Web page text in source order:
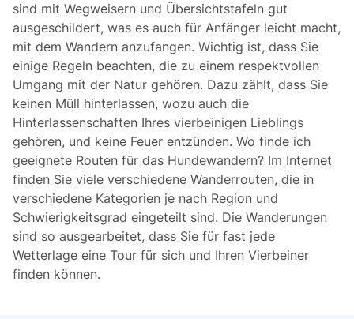
sind mit Wegweisern und Übersichtstafeln gut
ausgeschildert, was es auch für Anfänger leicht macht,
mit dem Wandern anzufangen. Wichtig ist, dass Sie
einige Regeln beachten, die zu einem respektvollen
Umgang mit der Natur gehören. Dazu zählt, dass Sie
keinen Müll hinterlassen, wozu auch die
Hinterlassenschaften Ihres vierbeinigen Lieblings
gehören, und keine Feuer entzünden. Wo finde ich
geeignete Routen für das Hundewandern? Im Internet
finden Sie viele verschiedene Wanderrouten, die in
verschiedene Kategorien je nach Region und
Schwierigkeitsgrad eingeteilt sind. Die Wanderungen
sind so ausgearbeitet, dass Sie für fast jede
Wetterlage eine Tour für sich und Ihren Vierbeiner
finden können.